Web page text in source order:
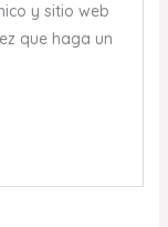
y sitio web
que haga un